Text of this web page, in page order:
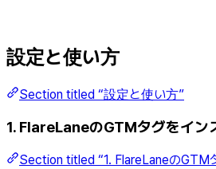
設定と使い方
Section titled “設定と使い方”
1. FlareLaneのGTMタグをイン
Section titled “1. FlareLaneのGTM